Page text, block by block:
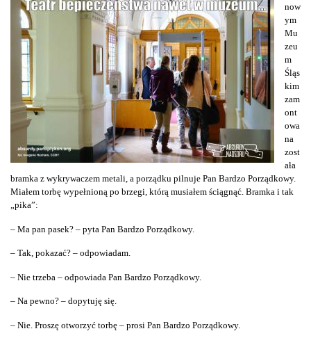
now
ym
Mu
zeu
m
Śląs
kim
zam
ont
owa
na
zost
ała
bramka z wykrywaczem metali, a porządku pilnuje Pan Bardzo Porządkowy.
Miałem torbę wypełnioną po brzegi, którą musiałem ściągnąć. Bramka i tak
„pika”:
– Ma pan pasek? – pyta Pan Bardzo Porządkowy.
– Tak, pokazać? – odpowiadam.
– Nie trzeba – odpowiada Pan Bardzo Porządkowy.
– Na pewno? – dopytuję się.
– Nie. Proszę otworzyć torbę – prosi Pan Bardzo Porządkowy.